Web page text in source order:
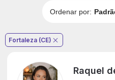
Ordenar por:
Fortaleza (CE)
Raquel